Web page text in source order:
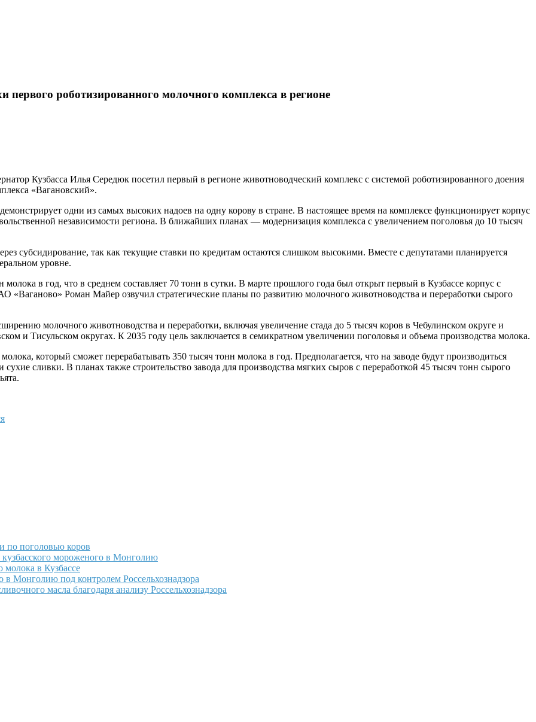
первого роботизированного молочного комплекса в регионе
Кузбасса Илья Середюк посетил первый в регионе животноводческий комплекс с системой роботизированного доения
«Вагановский».
одни из самых высоких надоев на одну корову в стране. В настоящее время на комплексе функционирует корпус
независимости региона. В ближайших планах — модернизация комплекса с увеличением поголовья до 10 тысяч
субсидирование, так как текущие ставки по кредитам остаются слишком высокими. Вместе с депутатами планируется
уровне.
в год, что в среднем составляет 70 тонн в сутки. В марте прошлого года был открыт первый в Кузбассе корпус с
«Ваганово» Роман Майер озвучил стратегические планы по развитию молочного животноводства и переработки сырого
молочного животноводства и переработки, включая увеличение стада до 5 тысяч коров в Чебулинском округе и
и Тисульском округах. К 2035 году цель заключается в семикратном увеличении поголовья и объема производства молока.
который сможет перерабатывать 350 тысяч тонн молока в год. Предполагается, что на заводе будут производиться
сливки. В планах также строительство завода для производства мягких сыров с переработкой 45 тысяч тонн сырого
по поголовью коров
кузбасского мороженого в Монголию
в Кузбассе
Монголию под контролем Россельхознадзора
масла благодаря анализу Россельхознадзора